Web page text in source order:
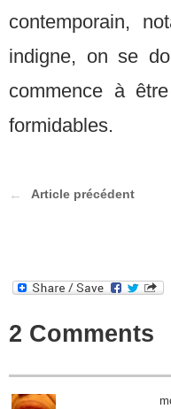
contemporain,
indigne, on se
commence à
formidables.
Article précédent
2 Comments